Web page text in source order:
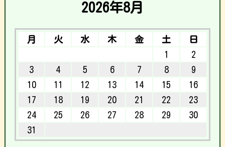
2026年8月
月 火 水 木 金 土
日
1
2
3
4 5 6 7 8
9
10
11 12 13 14 15
16
17
18 19 20 21 22
23
24
25 26 27 28 29
30
31